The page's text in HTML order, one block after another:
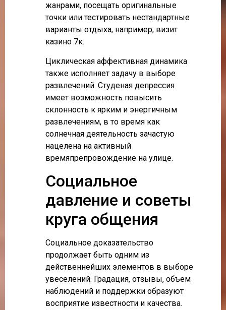
жанрами, посещать оригинальные
точки или тестировать нестандартные
варианты отдыха, например, визит
казино 7к.
Циклическая аффективная динамика
также исполняет задачу в выборе
развлечений. Студеная депрессия
имеет возможность повысить
склонность к ярким и энергичным
развлечениям, в то время как
солнечная деятельность зачастую
нацелена на активный
времяпрепровождение на улице.
Социальное
давление и советы
круга общения
Социальное доказательство
продолжает быть одним из
действеннейших элементов в выборе
увеселений. Градация, отзывы, объем
наблюдений и поддержки образуют
восприятие известности и качества.